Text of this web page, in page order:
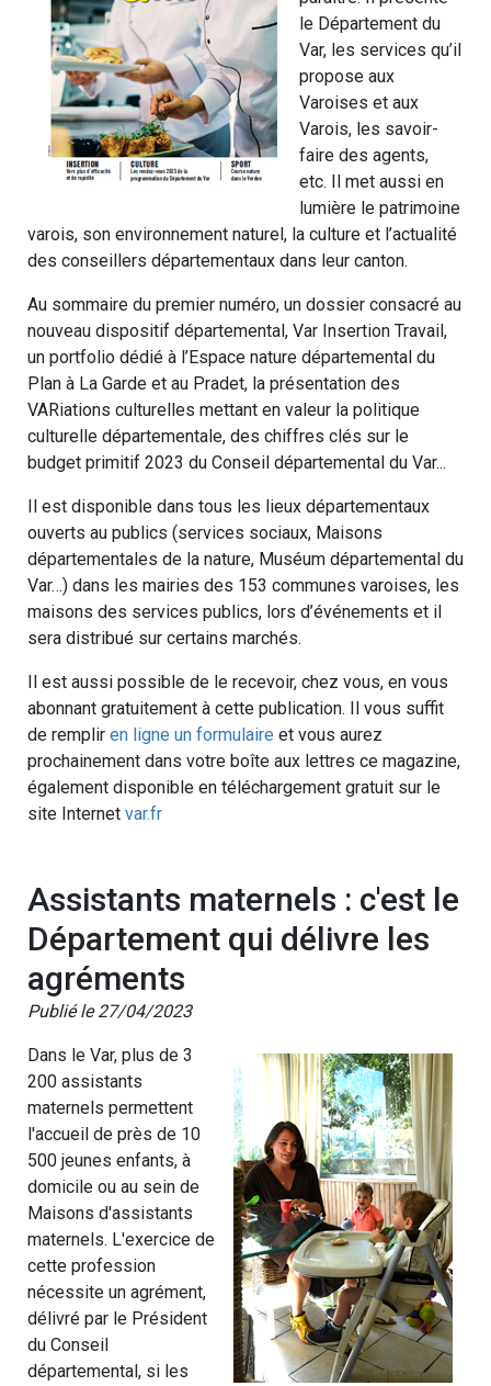
le Département du
Var, les services qu’il
propose aux
Varoises et aux
Varois, les savoir-
faire des agents,
etc. Il met aussi en
lumière le patrimoine
varois, son environnement naturel, la culture et l’actualité
des conseillers départementaux dans leur canton.
Au sommaire du premier numéro, un dossier consacré au
nouveau dispositif départemental, Var Insertion Travail,
un portfolio dédié à l’Espace nature départemental du
Plan à La Garde et au Pradet, la présentation des
VARiations culturelles mettant en valeur la politique
culturelle départementale, des chiffres clés sur le
budget primitif 2023 du Conseil départemental du Var...
Il est disponible dans tous les lieux départementaux
ouverts au publics (services sociaux, Maisons
départementales de la nature, Muséum départemental du
Var…) dans les mairies des 153 communes varoises, les
maisons des services publics, lors d’événements et il
sera distribué sur certains marchés.
Il est aussi possible de le recevoir, chez vous, en vous
abonnant gratuitement à cette publication. Il vous suffit
de remplir en ligne un formulaire et vous aurez
prochainement dans votre boîte aux lettres ce magazine,
également disponible en téléchargement gratuit sur le
site Internet var.fr
Assistants maternels : c'est le
Département qui délivre les
agréments
Publié le 27/04/2023
Dans le Var, plus de 3
200 assistants
maternels permettent
l'accueil de près de 10
500 jeunes enfants, à
domicile ou au sein de
Maisons d'assistants
maternels. L'exercice de
cette profession
nécessite un agrément,
délivré par le Président
du Conseil
départemental, si les